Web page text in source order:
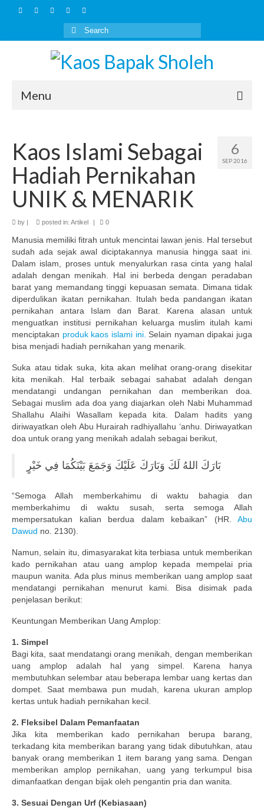
Search
for:
Menu
Artikel
Kaos Islami
HOW TO BUY
Layanan Lain
Outbound Keluarga Muslim
Publikasi Dakwah Gratis
Kajian Gratis di Jogja
FAQ
Contact
About
6
SEP 2016
Kaos Islami Sebagai
Hadiah Pernikahan
UNIK & MENARIK
by | posted in: Artikel | 0
Manusia memiliki fitrah untuk mencintai lawan jenis. Hal tersebut
sudah ada sejak awal diciptakannya manusia hingga saat ini.
Dalam islam, proses untuk menyalurkan rasa cinta yang halal
adalah dengan menikah. Hal ini berbeda dengan peradaban
barat yang memandang tinggi kepuasan semata. Dimana tidak
diperdulikan ikatan pernikahan. Itulah beda pandangan ikatan
pernikahan antara Islam dan Barat. Karena alasan untuk
menguatkan institusi pernikahan keluarga muslim itulah kami
menciptakan produk kaos islami ini. Selain nyaman dipakai juga
bisa menjadi hadiah pernikahan yang menarik.
Suka atau tidak suka, kita akan melihat orang-orang disekitar
kita menikah. Hal terbaik sebagai sahabat adalah dengan
mendatangi undangan pernikahan dan memberikan doa.
Sebagai muslim ada doa yang diajarkan oleh Nabi Muhammad
Shallahu Alaihi Wasallam kepada kita. Dalam hadits yang
diriwayatkan oleh Abu Hurairah radhiyallahu ‘anhu. Diriwayatkan
doa untuk orang yang menikah adalah sebagai berikut,
بَارَكَ اللهُ لَكَ وَبَارَكَ عَلَيْكَ وَجَمَعَ بَيْنَكُمَا فِي خَيْرٍ
“Semoga Allah memberkahimu di waktu bahagia dan
memberkahimu di waktu susah, serta semoga Allah
mempersatukan kalian berdua dalam kebaikan” (HR. Abu
Dawud no. 2130).
Namun, selain itu, dimasyarakat kita terbiasa untuk memberikan
kado pernikahan atau uang amplop kepada mempelai pria
maupun wanita. Ada plus minus memberikan uang amplop saat
mendatangi pernikahan menurut kami. Bisa disimak pada
penjelasan berikut:
Keuntungan Memberikan Uang Amplop:
1. Simpel
Bagi kita, saat mendatangi orang menikah, dengan memberikan
uang amplop adalah hal yang simpel. Karena hanya
membutuhkan selembar atau beberapa lembar uang kertas dan
dompet. Saat membawa pun mudah, karena ukuran amplop
kertas untuk hadiah pernikahan kecil.
2. Fleksibel Dalam Pemanfaatan
Jika kita memberikan kado pernikahan berupa barang,
terkadang kita memberikan barang yang tidak dibutuhkan, atau
banyak orang memberikan 1 item barang yang sama. Dengan
memberikan amplop pernikahan, uang yang terkumpul bisa
dimanfaatkan dengan bijak oleh pengantin pria dan wanita.
3. Sesuai Dengan Urf (Kebiasaan)